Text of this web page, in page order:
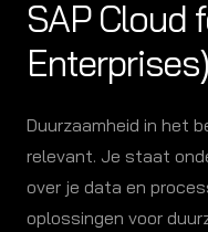
SAP Cloud
Enterprises)
Duurzaamheid in het
relevant. Je staat
over je data en
oplossingen voor